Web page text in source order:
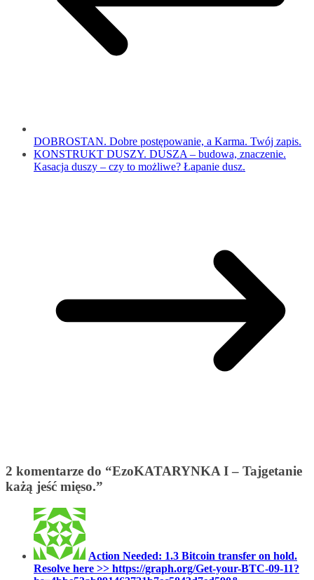
DOBROSTAN. Dobre postępowanie, a Karma. Twój zapis.
KONSTRUKT DUSZY. DUSZA – budowa, znaczenie.
Kasacja duszy – czy to możliwe? Łapanie dusz.
2 komentarze do “EzoKATARYNKA I – Tajgetanie
każą jeść mięso.”
Action Needed: 1.3 Bitcoin transfer on hold.
Resolve here >> https://graph.org/Get-your-BTC-09-11?